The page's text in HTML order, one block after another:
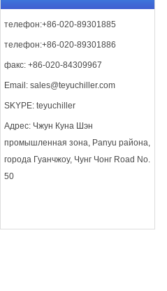
телефон:+86-020-89301885
телефон:+86-020-89301886
факс: +86-020-84309967
Email: sales@teyuchiller.com
SKYPE: teyuchiller
Адрес: Чжун Куна Шэн
промышленная зона, Panyu района,
города Гуанчжоу, Чунг Чонг Road No.
50